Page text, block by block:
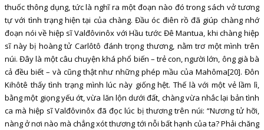
thuốc thông dụng, tức là nghĩ ra một đoạn nào đó trong sách vở tương
tự với tình trạng hiện tại của chàng. Đầu óc điên rồ đã giúp chàng nhớ
đoạn nói về hiệp sĩ Valđôvinôx với Hầu tước Đê Mantua, khi chàng hiệp
sĩ này bị hoàng tử Carlôtô đánh trọng thương, nằm trơ một mình trên
núi. Đây là một câu chuyện khá phổ biến – trẻ con, người lớn, ông già bà
cả đều biết – và cũng thật như những phép mầu của Mahôma[20]. Đôn
Kihôtê thấy tình trạng mình lúc này giống hệt. Thế là với một vẻ lầm lì,
bằng một giọng yếu ớt, vừa lăn lộn dưới đất, chàng vừa nhắc lại bản tình
ca mà hiệp sĩ Valđôvinôx đã đọc lúc bị thương trên núi: “Nương tử hỡi,
nàng ở nơi nào mà chẳng xót thương tới nỗi bất hạnh của ta? Phải chăng